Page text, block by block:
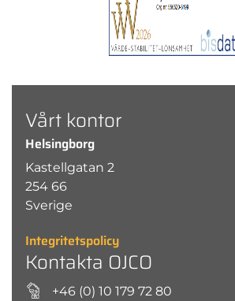
Vårt kontor
Helsingborg
Kastellgatan 2
254 66
Sverige
Integritetspolicy
Kontakta OJCO
+46 (0) 10 179 72 80